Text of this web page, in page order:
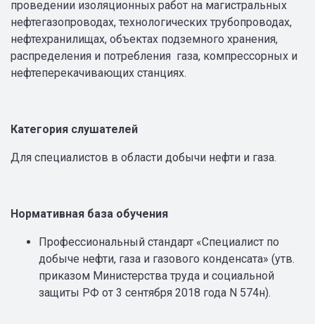
проведении изоляционных работ на магистральных
нефтегазопроводах, технологических трубопроводах,
нефтехранилищах, объектах подземного хранения,
распределения и потребления газа, компрессорных и
нефтеперекачивающих станциях.
Категория слушателей
Для специалистов в области добычи нефти и газа.
Нормативная база обучения
Профессиональный стандарт «Специалист по
добыче нефти, газа и газового конденсата» (утв.
приказом Министерства труда и социальной
защиты РФ от 3 сентября 2018 года N 574н).